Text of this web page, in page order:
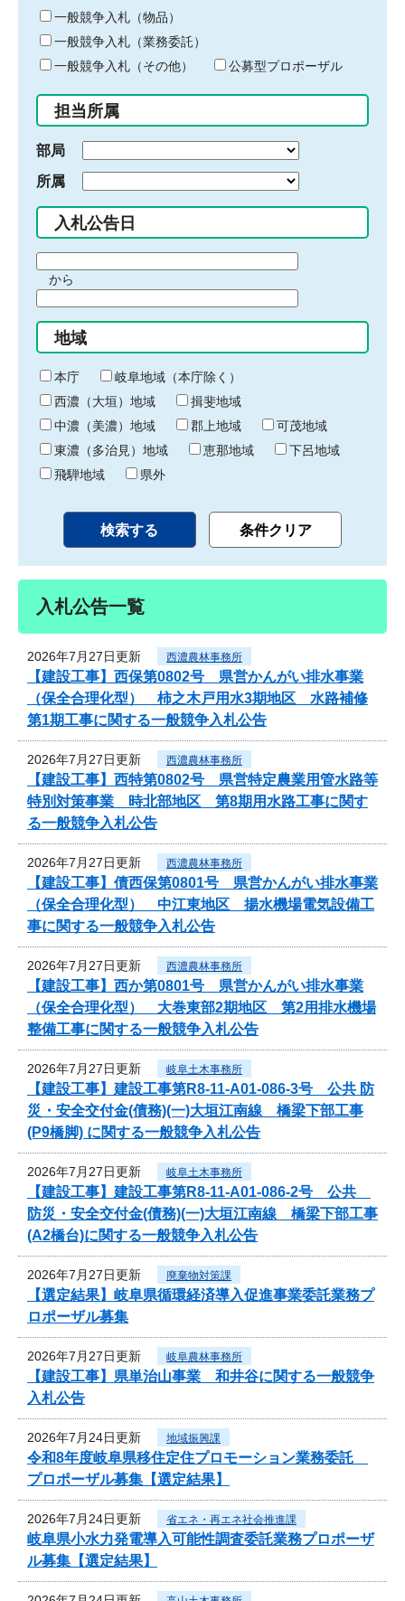
ー
ワ
ー
ド
入
力
一般競争入札（物品）
一般競争入札（業務委託）
一般競争入札（その他）
公募型プロポーザル
担当所属
部局
所属
入札公告日
間
始
り
から
間
終
わ
り
地域
本庁
岐阜地域（本庁除く）
西濃（大垣）地域
揖斐地域
中濃（美濃）地域
郡上地域
可茂地域
東濃（多治見）地域
恵那地域
下呂地域
飛騨地域
県外
入札公告一覧
2026年7月27日更新 西濃農林事務所
【建設工事】西保第0802号 県営かんがい排水事業
（保全合理化型） 柿之木戸用水3期地区 水路補修
第1期工事に関する一般競争入札公告
2026年7月27日更新 西濃農林事務所
【建設工事】西特第0802号 県営特定農業用管水路等
特別対策事業 時北部地区 第8期用水路工事に関す
る一般競争入札公告
2026年7月27日更新 西濃農林事務所
【建設工事】債西保第0801号 県営かんがい排水事業
（保全合理化型） 中江東地区 揚水機場電気設備工
事に関する一般競争入札公告
2026年7月27日更新 西濃農林事務所
【建設工事】西か第0801号 県営かんがい排水事業
（保全合理化型） 大巻東部2期地区 第2用排水機場
整備工事に関する一般競争入札公告
2026年7月27日更新 岐阜土木事務所
【建設工事】建設工事第R8-11-A01-086-3号 公共 防
災・安全交付金(債務)(一)大垣江南線 橋梁下部工事
(P9橋脚) に関する一般競争入札公告
2026年7月27日更新 岐阜土木事務所
【建設工事】建設工事第R8-11-A01-086-2号 公共
防災・安全交付金(債務)(一)大垣江南線 橋梁下部工事
(A2橋台)に関する一般競争入札公告
2026年7月27日更新 廃棄物対策課
【選定結果】岐阜県循環経済導入促進事業委託業務プ
ロポーザル募集
2026年7月27日更新 岐阜農林事務所
【建設工事】県単治山事業 和井谷に関する一般競争
入札公告
2026年7月24日更新 地域振興課
令和8年度岐阜県移住定住プロモーション業務委託
プロポーザル募集【選定結果】
2026年7月24日更新 省エネ・再エネ社会推進課
岐阜県小水力発電導入可能性調査委託業務プロポーザ
ル募集【選定結果】